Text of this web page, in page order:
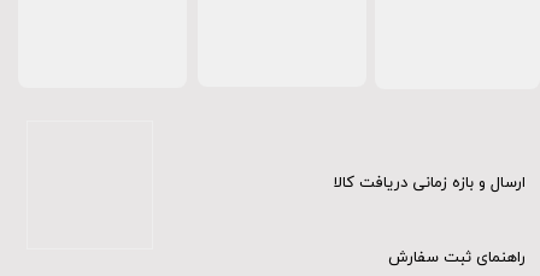
ارسال و بازه زمانی دریافت کالا
راهنمای ثبت سفارش